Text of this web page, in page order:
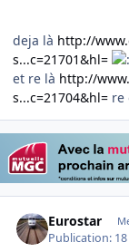
deja là http://
s...c=21701&hl=
et re là http://
s...c=21704&hl= re
Eurostar
Publication: